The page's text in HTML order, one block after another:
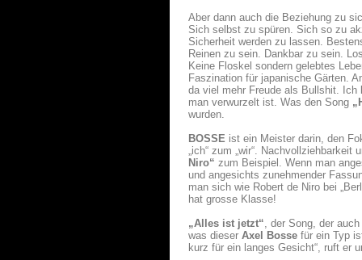
Aber dann auch die Beziehung zu
Sich selbst zu spüren. Sich so zu
Sicherheit werden zu lassen.
Reinen zu sein. Dankbar zu sein.
Keine Floskel sondern gelebtes
Faszination für japanische Gärten.
da viel mehr Freude als Bullshit.
man verwurzelt ist. Was den Song
wurden.
BOSSE ist ein Meister darin, den
„ich“ zum „wir“.
Niro“ zum Beispiel. Wenn man
und angesichts zunehmender
man sich wie Robert de Niro bei
hat grosse Klasse!
„Alles ist jetzt“, der Song, der
was dieser Axel Bosse für ein Typ
kurz für ein langes Gesicht“, ruft er